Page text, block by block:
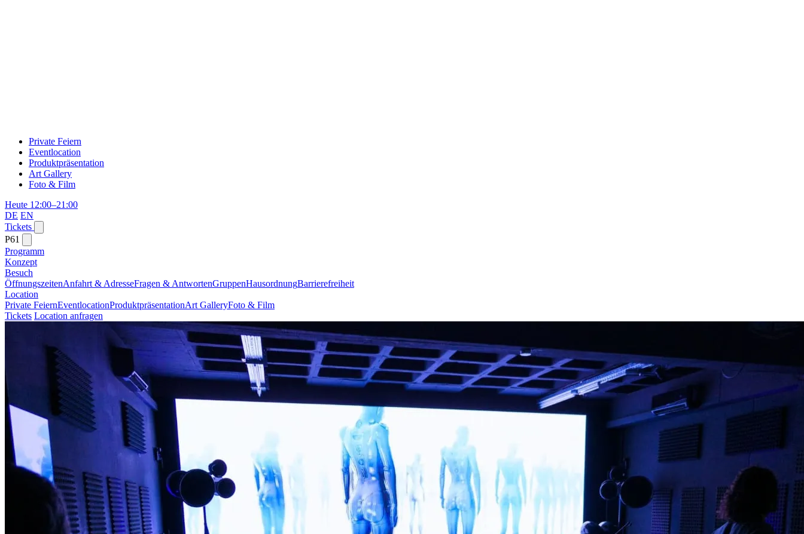
Private Feiern
Eventlocation
Produktpräsentation
Art Gallery
Foto & Film
Heute 12:00–21:00
DE EN
Tickets
P61
Programm
Konzept
Besuch
ÖffnungszeitenAnfahrt & AdresseFragen & AntwortenGruppenHausordnungBarrierefreiheit
Location
Private FeiernEventlocationProduktpräsentationArt GalleryFoto & Film
Tickets Location anfragen